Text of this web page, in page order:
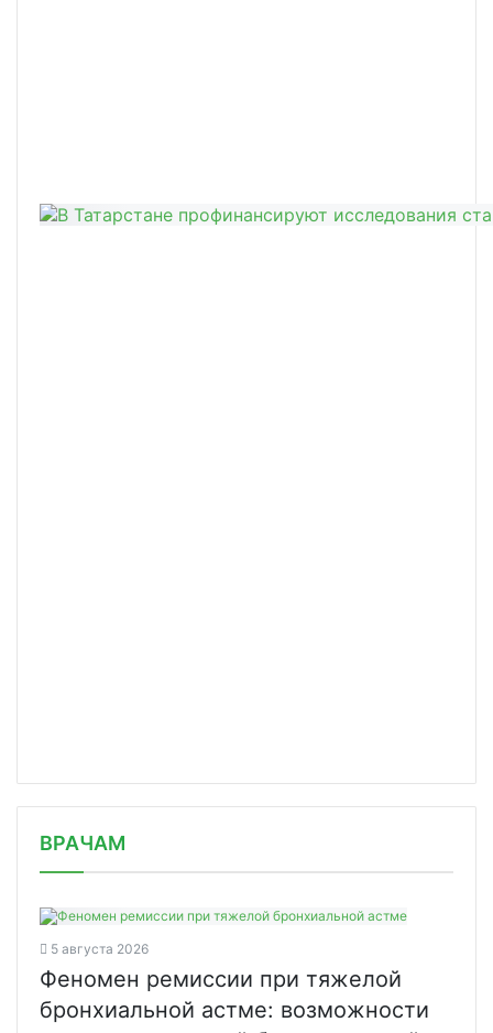
ВРАЧАМ
5 августа 2026
Феномен ремиссии при тяжелой
бронхиальной астме: возможности